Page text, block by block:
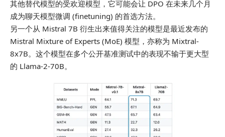
其他替代模型的受欢迎模型，它可能会让 DPO 在未来几个月
成为聊天模型微调 (finetuning) 的首选方法。
另一个从 Mistral 7B 衍生出来值得关注的模型是最近发布的
Mistral Mixture of Experts (MoE) 模型，亦称为 Mixtral-
8x7B。这个模型在多个公开基准测试中的表现不输于更大型
的 Llama-2-70B。